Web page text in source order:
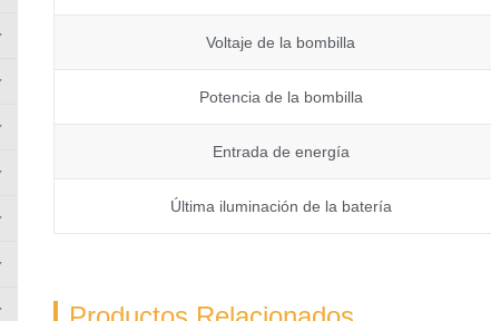
Voltaje de la bombilla
Potencia de la bombilla
Entrada de energía
Última iluminación de la batería